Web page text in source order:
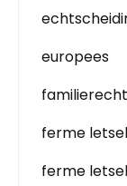
europees
familierecht
ferme
ferme